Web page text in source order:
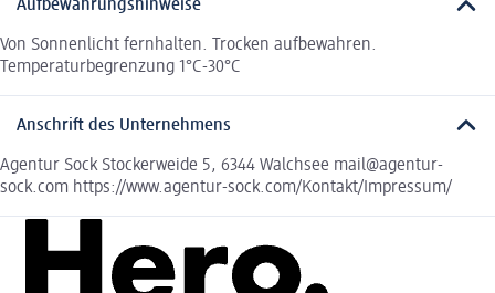
Aufbewahrungshinweise
Von Sonnenlicht fernhalten. Trocken aufbewahren.
Temperaturbegrenzung 1°C-30°C
Anschrift des Unternehmens
Agentur Sock Stockerweide 5, 6344 Walchsee mail@agentur-
sock.com https://www.agentur-sock.com/Kontakt/Impressum/